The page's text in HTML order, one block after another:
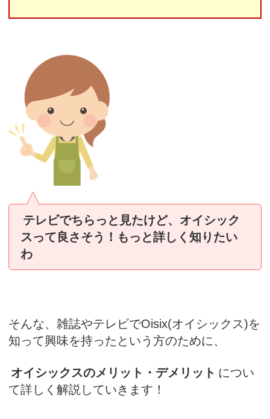
テレビでちらっと見たけど、オイシック
スって良さそう！もっと詳しく知りたい
わ
そんな、雑誌やテレビでOisix(オイシックス)を
知って興味を持ったという方のために、
オイシックスのメリット・デメリット につい
て詳しく解説していきます！